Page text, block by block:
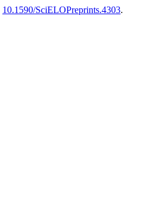
10.1590/SciELOPreprints.4303.